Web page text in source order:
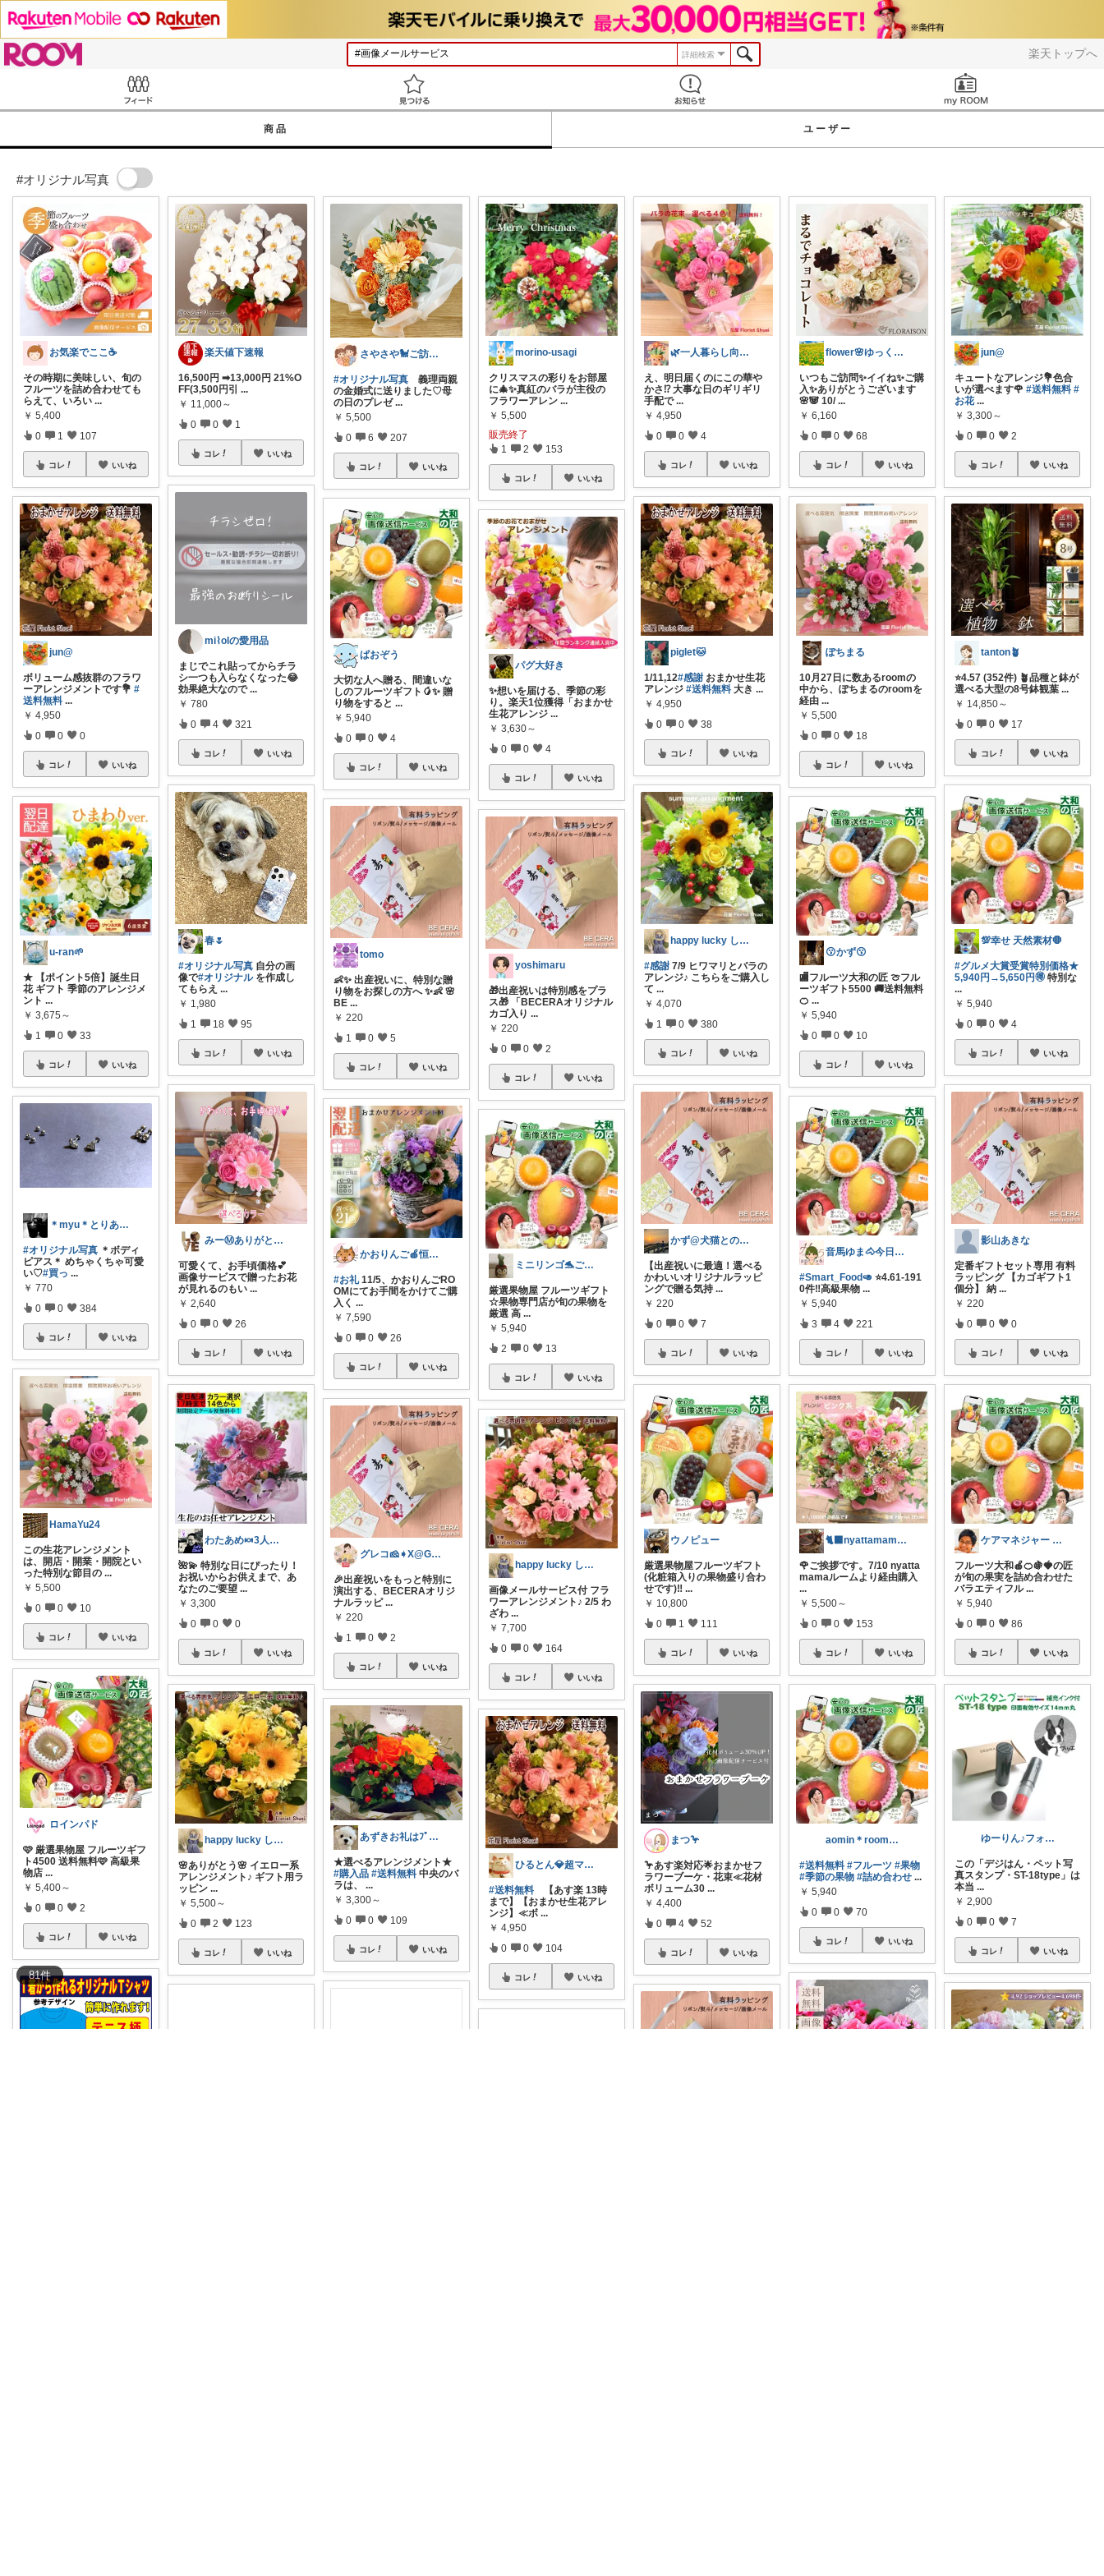
楽天トップへ
詳細検索
商品 ユーザー
#オリジナル写真
81件
お気楽でここ☕️
その時期に美味しい、旬の
フルーツを詰め合わせても
らえて、いろい ...
￥ 5,400
0 1 107
コレ いいね
jun@
ボリューム感抜群のフラワ
ーアレンジメントです💐 #
送料無料 ...
￥ 4,950
0 0 0
コレ いいね
u-ran🌱
★ 【ポイント5倍】誕生日
花 ギフト 季節のアレンジメ
ント ...
￥ 3,675～
1 0 33
コレ いいね
＊myu＊とりあえずでも笑っとこ◡̈♡
#オリジナル写真 ＊ボディ
ピアス＊ めちゃくちゃ可愛
い♡#買っ ...
￥ 770
0 0 384
コレ いいね
HamaYu24
この生花アレンジメント
は、開店・開業・開院とい
った特別な節目の ...
￥ 5,500
0 0 10
コレ いいね
ロインパド
🩷 厳選果物屋 フルーツギフ
ト4500 送料無料🩷 高級果
物店 ...
￥ 5,400～
0 0 2
コレ いいね
楽天値下速報
16,500円 ➡13,000円 21%O
FF(3,500円引 ...
￥ 11,000～
0 0 1
コレ いいね
mi⌇olの愛用品
まじでこれ貼ってからチラ
シ一つも入らなくなった😂
効果絶大なので ...
￥ 780
0 4 321
コレ いいね
春🌷
#オリジナル写真 自分の画
像で#オリジナルを作成し
てもらえ ...
￥ 1,980
1 18 95
コレ いいね
みーⓂ︎ありがとう😊マラソン参加中
可愛くて、お手頃価格💕
画像サービスで贈ったお花
が見れるのもい ...
￥ 2,640
0 0 26
コレ いいね
わたあめ🍬3人娘のパパ
🌺💫 特別な日にぴったり！
お祝いからお供えまで、あ
なたのご要望 ...
￥ 3,300
0 0 0
コレ いいね
happy lucky しばらく休み
🌸ありがとう🌸 イエロー系
アレンジメント♪ ギフト用ラ
ッピン ...
￥ 5,500～
0 2 123
コレ いいね
さやさや🐩ご訪問感謝です⭐️⭐️
#オリジナル写真 義理両親
の金婚式に送りました♡母
の日のプレゼ ...
￥ 5,500
0 6 207
コレ いいね
ぱおぞう
大切な人へ贈る、間違いな
しのフルーツギフト🥭✨ 贈
り物をすると ...
￥ 5,940
0 0 4
コレ いいね
tomo
👶✨ 出産祝いに、特別な贈
り物をお探しの方へ ✨👶 🌸
BE ...
￥ 220
1 0 5
コレ いいね
かおりんご🍎恒例オリ写祭📷️開催中✨
#お礼11/5、かおりんごRO
OMにてお手間をかけてご購
入く ...
￥ 7,590
0 0 26
コレ いいね
グレコ🧀➧X@GLC1360592
🎉出産祝いをもっと特別に
演出する、BECERAオリジ
ナルラッピ ...
￥ 220
1 0 2
コレ いいね
あずきお礼はﾌﾟﾛﾌにて🐢💦
★選べるアレンジメント★
#購入品 #送料無料 中央のバ
ラは、
...
￥ 3,300～
0 0 109
コレ いいね
morino-usagi
クリスマスの彩りをお部屋
に🎄✨真紅のバラが主役の
フラワーアレン ...
￥ 5,500
販売終了
1 2 153
コレ いいね
パグ大好き
✨想いを届ける、季節の彩
り。楽天1位獲得「おまかせ
生花アレンジ ...
￥ 3,630～
0 0 4
コレ いいね
yoshimaru
🎁出産祝いは特別感をプラ
ス🎁 「BECERAオリジナル
カゴ入り ...
￥ 220
0 0 2
コレ いいね
ミニリンゴ🐬ご縁に感謝🌻ありがとう
厳選果物屋 フルーツギフト
☆果物専門店が旬の果物を
厳選 高 ...
￥ 5,940
2 0 13
コレ いいね
happy lucky しばらく休み
画像メールサービス付 フラ
ワーアレンジメント♪ 2/5 わ
ざわ ...
￥ 7,700
0 0 164
コレ いいね
ひるとん💎超マイペース☆
#送料無料 【あす楽 13時
まで】【おまかせ生花アレ
ンジ】≪ボ ...
￥ 4,950
0 0 104
コレ いいね
🌿一人暮らし向け｜ガーデン
え、明日届くのにこの華や
かさ⁉︎ 大事な日のギリギリ
手配で ...
￥ 4,950
0 0 4
コレ いいね
piglet🐱
1/11,12#感謝 おまかせ生花
アレンジ#送料無料 大き ...
￥ 4,950
0 0 38
コレ いいね
happy lucky しばらく休み
#感謝 7/9 ヒワマリとバラの
アレンジ♪ こちらをご購入し
て ...
￥ 4,070
1 0 380
コレ いいね
かず@犬猫との暮らし
【出産祝いに最適！選べる
かわいいオリジナルラッピ
ングで贈る気持 ...
￥ 220
0 0 7
コレ いいね
ウノピュー
厳選果物屋フルーツギフト
(化粧箱入りの果物盛り合わ
せです)‼️ ...
￥ 10,800
0 1 111
コレ いいね
まつ🦩
🦩あす楽対応🌟おまかせフ
ラワーブーケ・花束≪花材
ボリューム30 ...
￥ 4,400
0 4 52
コレ いいね
flower🌸ゆっくりです🐢
いつもご訪問✨イイね✨ご購
入✨ありがとうございます
🌸🐼 10/ ...
￥ 6,160
0 0 68
コレ いいね
ぽちまる
10月27日に数あるroomの
中から、ぽちまるのroomを
経由 ...
￥ 5,500
0 0 18
コレ いいね
😗かず😗
🏬フルーツ大和の匠 🍈フル
ーツギフト5500 🚚送料無料
🍊 ...
￥ 5,940
0 0 10
コレ いいね
音馬ゆま🐴今日も素敵な１日を🌈
#Smart_Food🥑 ⭐️4.61-191
0件‼︎高級果物 ...
￥ 5,940
3 4 221
コレ いいね
🐈‍⬛nyattamama🐈‍⬛
🌹ご挨拶です。7/10 nyatta
mamaルームより経由購入
...
￥ 5,500～
0 0 153
コレ いいね
aomin＊roomナチュラル大好き！
#送料無料 #フルーツ #果物
#季節の果物 #詰め合わせ ...
￥ 5,940
0 0 70
コレ いいね
jun@
キュートなアレンジ💐色合
いが選べます🌹#送料無料 #
お花 ...
￥ 3,300～
0 0 2
コレ いいね
tanton🪴
⭐4.57 (352件) 🪴品種と鉢が
選べる大型の8号鉢観葉 ...
￥ 14,850～
0 0 17
コレ いいね
💯幸せ 天然素材🛑
#グルメ大賞受賞特別価格★
5,940円→5,650円🉐 特別な
...
￥ 5,940
0 0 4
コレ いいね
影山あきな
定番ギフトセット専用 有料
ラッピング 【カゴギフト1
個分】 納 ...
￥ 220
0 0 0
コレ いいね
ケアマネジャー ケイ 🥰季節を感じたい
フルーツ大和🍎🍊🍇🍓の匠
が旬の果実を詰め合わせた
バラエティフル ...
￥ 5,940
0 0 86
コレ いいね
ゆーりん♪フォロワー様から購入😊
この「デジはん・ペット写
真スタンプ・ST-18type」は
本当 ...
￥ 2,900
0 0 7
コレ いいね